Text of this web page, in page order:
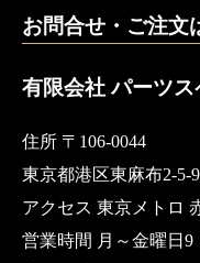
お問合せ・ご注文
有限会社 パーツ
住所 〒106-0044
東京都港区東麻布2-
アクセス 東京メトロ
営業時間 月～金曜日9